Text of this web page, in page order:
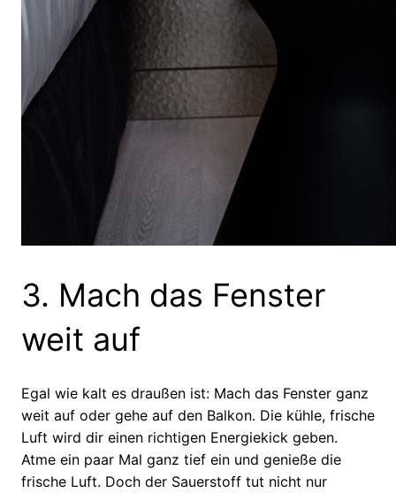
3. Mach das Fenster
weit auf
Egal wie kalt es draußen ist: Mach das Fenster ganz
weit auf oder gehe auf den Balkon. Die kühle, frische
Luft wird dir einen richtigen Energiekick geben.
Atme ein paar Mal ganz tief ein und genieße die
frische Luft. Doch der Sauerstoff tut nicht nur